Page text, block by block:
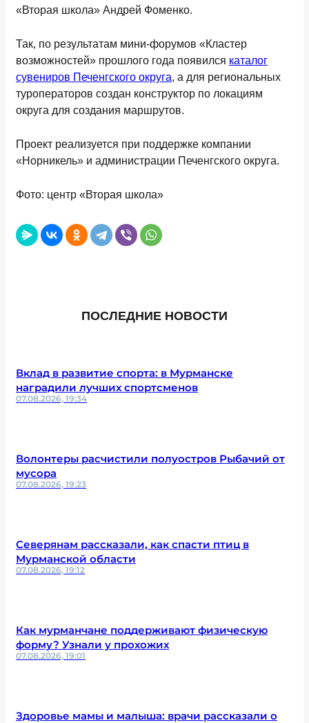
«Вторая школа» Андрей Фоменко.
Так, по результатам мини-форумов «Кластер
возможностей» прошлого года появился каталог
сувениров Печенгского округа, а для региональных
туроператоров создан конструктор по локациям
округа для создания маршрутов.
Проект реализуется при поддержке компании
«Норникель» и администрации Печенгского округа.
Фото: центр «Вторая школа»
ПОСЛЕДНИЕ НОВОСТИ
Вклад в развитие спорта: в Мурманске
наградили лучших спортсменов
07.08.2026, 19:34
Волонтеры расчистили полуостров Рыбачий от
мусора
07.08.2026, 19:23
Северянам рассказали, как спасти птиц в
Мурманской области
07.08.2026, 19:12
Как мурманчане поддерживают физическую
форму? Узнали у прохожих
07.08.2026, 19:01
Здоровье мамы и малыша: врачи рассказали о